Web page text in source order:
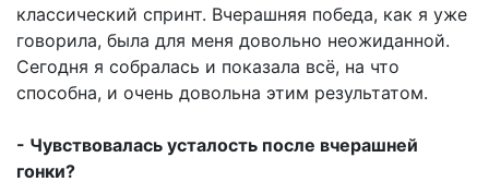
классический спринт. Вчерашняя победа, как я уже
говорила, была для меня довольно неожиданной.
Сегодня я собралась и показала всё, на что
способна, и очень довольна этим результатом.
- Чувствовалась усталость после вчерашней
гонки?